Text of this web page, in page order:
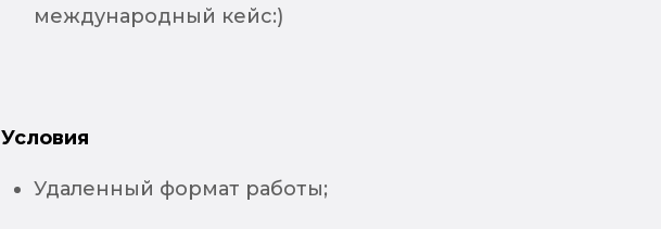
международный кейс:)
Условия
Удаленный формат работы;